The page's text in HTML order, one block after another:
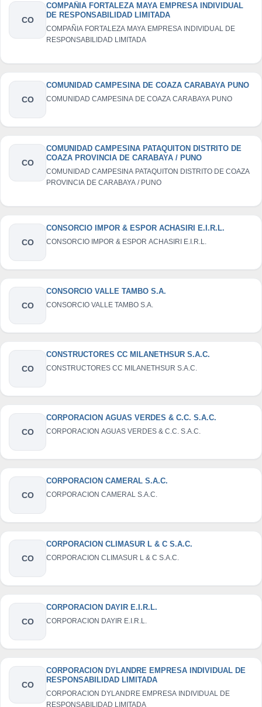
CO
COMPAÑIA FORTALEZA MAYA EMPRESA INDIVIDUAL
DE RESPONSABILIDAD LIMITADA
COMPAÑIA FORTALEZA MAYA EMPRESA INDIVIDUAL DE
RESPONSABILIDAD LIMITADA
CO
COMUNIDAD CAMPESINA DE COAZA CARABAYA PUNO
COMUNIDAD CAMPESINA DE COAZA CARABAYA PUNO
CO
COMUNIDAD CAMPESINA PATAQUITON DISTRITO DE
COAZA PROVINCIA DE CARABAYA / PUNO
COMUNIDAD CAMPESINA PATAQUITON DISTRITO DE COAZA
PROVINCIA DE CARABAYA / PUNO
CO
CONSORCIO IMPOR & ESPOR ACHASIRI E.I.R.L.
CONSORCIO IMPOR & ESPOR ACHASIRI E.I.R.L.
CO
CONSORCIO VALLE TAMBO S.A.
CONSORCIO VALLE TAMBO S.A.
CO
CONSTRUCTORES CC MILANETHSUR S.A.C.
CONSTRUCTORES CC MILANETHSUR S.A.C.
CO
CORPORACION AGUAS VERDES & C.C. S.A.C.
CORPORACION AGUAS VERDES & C.C. S.A.C.
CO
CORPORACION CAMERAL S.A.C.
CORPORACION CAMERAL S.A.C.
CO
CORPORACION CLIMASUR L & C S.A.C.
CORPORACION CLIMASUR L & C S.A.C.
CO
CORPORACION DAYIR E.I.R.L.
CORPORACION DAYIR E.I.R.L.
CO
CORPORACION DYLANDRE EMPRESA INDIVIDUAL DE
RESPONSABILIDAD LIMITADA
CORPORACION DYLANDRE EMPRESA INDIVIDUAL DE
RESPONSABILIDAD LIMITADA